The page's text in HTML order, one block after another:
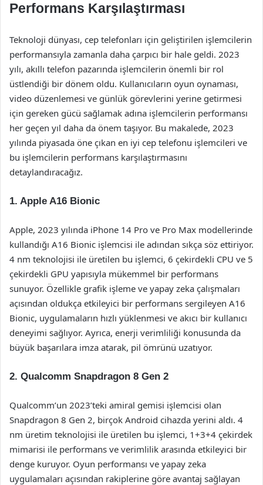
Performans Karşılaştırması
Teknoloji dünyası, cep telefonları için geliştirilen işlemcilerin
performansıyla zamanla daha çarpıcı bir hale geldi. 2023
yılı, akıllı telefon pazarında işlemcilerin önemli bir rol
üstlendiği bir dönem oldu. Kullanıcıların oyun oynaması,
video düzenlemesi ve günlük görevlerini yerine getirmesi
için gereken gücü sağlamak adına işlemcilerin performansı
her geçen yıl daha da önem taşıyor. Bu makalede, 2023
yılında piyasada öne çıkan en iyi cep telefonu işlemcileri ve
bu işlemcilerin performans karşılaştırmasını
detaylandıracağız.
1. Apple A16 Bionic
Apple, 2023 yılında iPhone 14 Pro ve Pro Max modellerinde
kullandığı A16 Bionic işlemcisi ile adından sıkça söz ettiriyor.
4 nm teknolojisi ile üretilen bu işlemci, 6 çekirdekli CPU ve 5
çekirdekli GPU yapısıyla mükemmel bir performans
sunuyor. Özellikle grafik işleme ve yapay zeka çalışmaları
açısından oldukça etkileyici bir performans sergileyen A16
Bionic, uygulamaların hızlı yüklenmesi ve akıcı bir kullanıcı
deneyimi sağlıyor. Ayrıca, enerji verimliliği konusunda da
büyük başarılara imza atarak, pil ömrünü uzatıyor.
2. Qualcomm Snapdragon 8 Gen 2
Qualcomm’un 2023’teki amiral gemisi işlemcisi olan
Snapdragon 8 Gen 2, birçok Android cihazda yerini aldı. 4
nm üretim teknolojisi ile üretilen bu işlemci, 1+3+4 çekirdek
mimarisi ile performans ve verimlilik arasında etkileyici bir
denge kuruyor. Oyun performansı ve yapay zeka
uygulamaları açısından rakiplerine göre avantaj sağlayan